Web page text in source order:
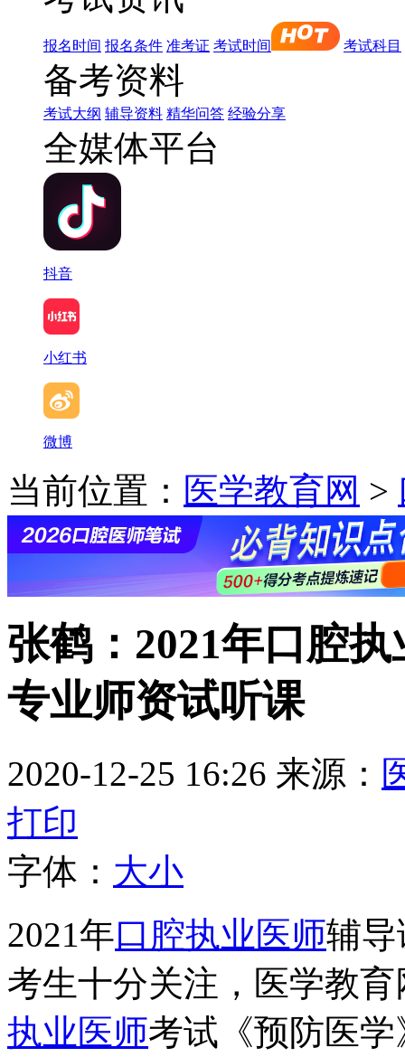
报名时间 报名条件 准考证 考试时间 考试科目
备考资料
考试大纲 辅导资料 精华问答 经验分享
全媒体平台
抖音
小红书
微博
当前位置： 医学教育网 >
张鹤：2021年口腔
专业师资试听课
2020-12-25 16:26 来源：
打印
字体： 大小
2021年口腔执业医师辅
考生十分关注，医学教
执业医师考试《预防医